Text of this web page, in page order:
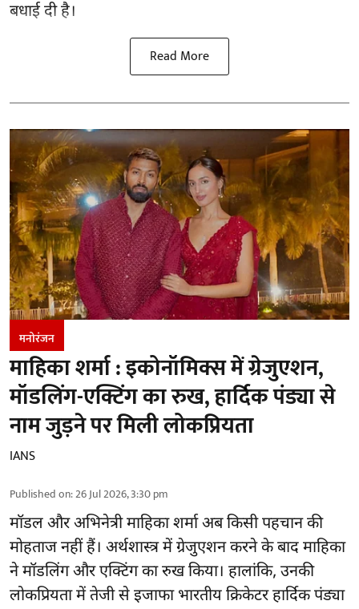
बधाई दी है।
Read More
मनोरंजन
माहिका शर्मा : इकोनॉमिक्स में ग्रेजुएशन,
मॉडलिंग-एक्टिंग का रुख, हार्दिक पंड्या से
नाम जुड़ने पर मिली लोकप्रियता
IANS
Published on:26 Jul 2026, 3:30 pm
मॉडल और अभिनेत्री माहिका शर्मा अब किसी पहचान की
मोहताज नहीं हैं। अर्थशास्त्र में ग्रेजुएशन करने के बाद माहिका
ने मॉडलिंग और एक्टिंग का रुख किया। हालांकि, उनकी
लोकप्रियता में तेजी से इजाफा भारतीय क्रिकेटर हार्दिक पंड्या